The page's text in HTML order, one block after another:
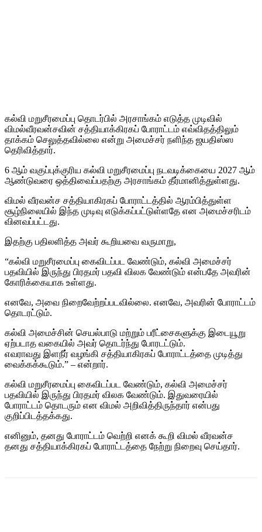
கல்வி மறுசீரமைப்பு தொடர்பில் அரசாங்கம் எடுத்த முடிவில்
விமல்வீரவன்சவின் சத்தியாக்கிரகப் போராட்டம் எவ்விதத்திலும்
தாக்கம் செலுத்தவில்லை என்று அமைச்சர் நளிந்த ஜயதிஸ்ஸ
தெரிவித்தார்.
6 ஆம் வகுப்புக்குரிய கல்வி மறுசீரமைப்பு நடவடிக்கையை 2027 ஆம்
ஆண்டுவரை ஒத்திவைப்பதற்கு அரசாங்கம் தீர்மானித்துள்ளது.
விமல் வீரவன்ச சத்தியாகிரகப் போராட்டத்தில் ஆரம்பித்துள்ள
சூழ்நிலையில் இந்த முடிவு எடுக்கப்பட்டுள்ளதே என அமைச்சரிடம்
வினவப்பட்டது.
இதற்கு பதிலளித்த அவர் கூறியவை வருமாறு,
“கல்வி மறுசீரமைப்பு கைவிடப்பட வேண்டும், கல்வி அமைச்சர்
பதவியில் இருந்து பிரதமர் பதவி விலக வேண்டும் என்பதே அவரின்
கோரிக்கையாக உள்ளது.
எனவே, அவை நிறைவேற்றப்படவில்லை. எனவே, அவரின் போராட்டம்
தொடரட்டும்.
கல்வி அமைச்சின் செயல்பாடு மற்றும் பரீட்சைகளுக்கு இடையூறு
ஏற்படாத வகையில் அவர் தொடர்ந்து போரடட்டும்.
எவராவது இளநீர் வழங்கி சத்தியாகிரகப் போராட்டத்தை முடித்து
வைக்கக்கூடும்.” – என்றார்.
கல்வி மறுசீரமைப்பு கைவிடப்பட வேண்டும், கல்வி அமைச்சர்
பதவியில் இருந்து பிரதமர் விலக வேண்டும். இதுவரையில்
போராட்டம் தொடரும் என விமல் அறிவித்திருந்தார் என்பது
குறிப்பிடத்தக்கது.
எனினும், தனது போராட்டம் வெற்றி எனக் கூறி விமல் வீரவன்ச
தனது சத்தியாக்கிரகப் போராட்டத்தை நேற்று நிறைவு செய்தார்.